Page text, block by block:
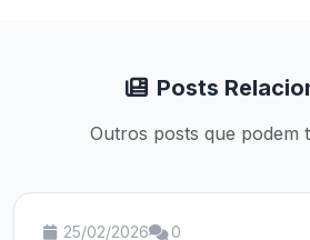
Posts
Outros posts que podem
25/02/2026 0